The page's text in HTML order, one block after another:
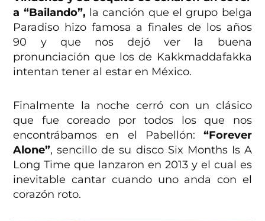
a “Bailando”, la canción que el grupo belga
Paradiso hizo famosa a finales de los años
90 y que nos dejó ver la buena
pronunciación que los de Kakkmaddafakka
intentan tener al estar en México.
Finalmente la noche cerró con un clásico
que fue coreado por todos los que nos
encontrábamos en el Pabellón: “Forever
Alone”, sencillo de su disco Six Months Is A
Long Time que lanzaron en 2013 y el cual es
inevitable cantar cuando uno anda con el
corazón roto.